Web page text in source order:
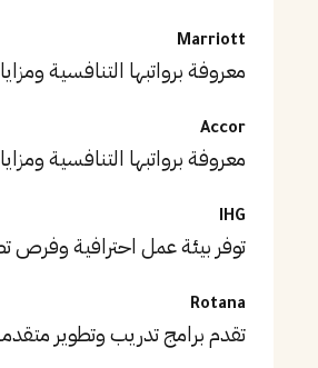
Marriott
معروفة برواتبها التنافسية
Accor
معروفة برواتبها التنافسية
IHG
توفر بيئة عمل احترافية وفرص
Rotana
تقدم برامج تدريب وتطوير